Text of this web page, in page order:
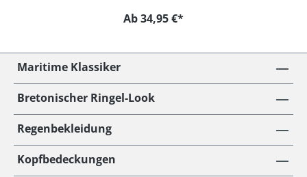
Ab 34,95 €*
Maritime Klassiker
Bretonischer Ringel-Look
Regenbekleidung
Kopfbedeckungen